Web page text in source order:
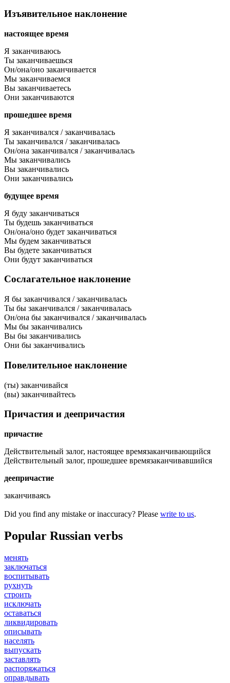
Изъявительное наклонение
настоящее время
Я заканчиваюсь
Ты заканчиваешься
Он/она/оно заканчивается
Мы заканчиваемся
Вы заканчиваетесь
Они заканчиваются
прошедшее время
Я заканчивался / заканчивалась
Ты заканчивался / заканчивалась
Он/она заканчивался / заканчивалась
Мы заканчивались
Вы заканчивались
Они заканчивались
будущее время
Я буду заканчиваться
Ты будешь заканчиваться
Он/она/оно будет заканчиваться
Мы будем заканчиваться
Вы будете заканчиваться
Они будут заканчиваться
Сослагательное наклонение
Я бы заканчивался / заканчивалась
Ты бы заканчивался / заканчивалась
Он/она бы заканчивался / заканчивалась
Мы бы заканчивались
Вы бы заканчивались
Они бы заканчивались
Повелительное наклонение
(ты) заканчивайся
(вы) заканчивайтесь
Причастия и деепричастия
причастие
Действительный залог, настоящее времязаканчивающийся
Действительный залог, прошедшее времязаканчивавшийся
деепричастие
заканчиваясь
Did you find any mistake or inaccuracy? Please write to us.
Popular Russian verbs
менять
заключаться
воспитывать
рухнуть
строить
исключать
оставаться
ликвидировать
описывать
населять
выпускать
заставлять
распоряжаться
оправдывать